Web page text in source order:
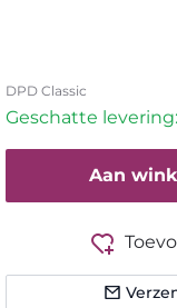
DPD Classic
Geschatte levering:
Aan